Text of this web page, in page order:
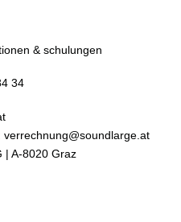
& schulungen
34
verrechnung@soundlarge.at
| A-8020 Graz